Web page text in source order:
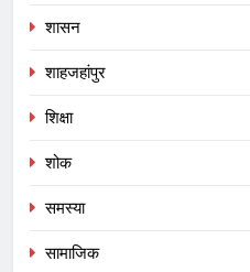
शासन
शाहजहांपुर
शिक्षा
शोक
समस्या
सामाजिक